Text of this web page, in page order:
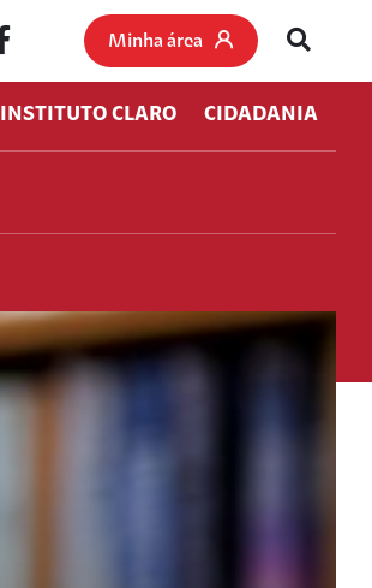
Minha área
INSTITUTO CLARO CIDADANIA